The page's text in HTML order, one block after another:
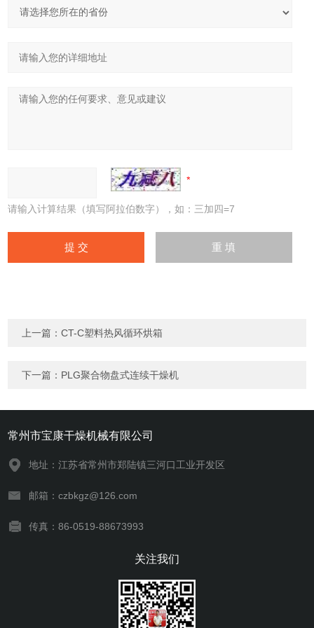
请输入计算结果（填写阿拉伯数字），如：三加四=7
上一篇：CT-C塑料热风循环烘箱
下一篇： PLG聚合物盘式连续干燥机
常州市宝康干燥机械有限公司
地址：江苏省常州市郑陆镇三河口工业开发区
邮箱：czbkgz@126.com
传真：86-0519-88673993
关注我们